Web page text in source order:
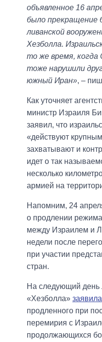
объявленное 16
было прекращение
ливанской
Хезболла.
то же время,
тоже нарушили
южный Иран», –
Как уточняет
министр Израиля
заявил, что
«действуют
захватывают и
идет о так
несколько
армией на
Напомним, 24
о продлении
между Израилем и
недели после
при участии
стран.
На следующий день
«Хезболла» заявила
продленного при
перемирия с
продолжающихся